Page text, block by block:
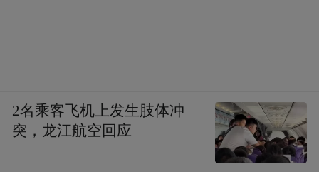
2名乘客飞机上发生肢体冲
突，龙江航空回应